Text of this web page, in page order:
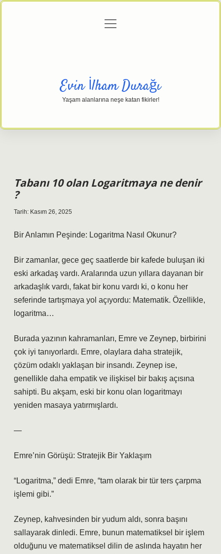
Gizlilik Politikası
menüyü
Evin İlham Durağı
Yaşam alanlarına neşe katan fikirler!
Tabanı 10 olan Logaritmaya ne denir
?
Tarih: Kasım 26, 2025
Bir Anlamın Peşinde: Logaritma Nasıl Okunur?
Bir zamanlar, gece geç saatlerde bir kafede buluşan iki
eski arkadaş vardı. Aralarında uzun yıllara dayanan bir
arkadaşlık vardı, fakat bir konu vardı ki, o konu her
seferinde tartışmaya yol açıyordu: Matematik. Özellikle,
logaritma…
Burada yazının kahramanları, Emre ve Zeynep, birbirini
çok iyi tanıyorlardı. Emre, olaylara daha stratejik,
çözüm odaklı yaklaşan bir insandı. Zeynep ise,
genellikle daha empatik ve ilişkisel bir bakış açısına
sahipti. Bu akşam, eski bir konu olan logaritmayı
yeniden masaya yatırmışlardı.
—
Emre’nin Görüşü: Stratejik Bir Yaklaşım
“Logaritma,” dedi Emre, “tam olarak bir tür ters çarpma
işlemi gibi.”
Zeynep, kahvesinden bir yudum aldı, sonra başını
sallayarak dinledi. Emre, bunun matematiksel bir işlem
olduğunu ve matematiksel dilin de aslında hayatın her